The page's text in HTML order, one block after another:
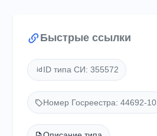
Быстрые ссылки
ID типа СИ: 355572
Номер Госреестра: 44692-10